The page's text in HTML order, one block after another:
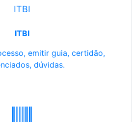
ITBI
ITBI
emitir guia, certidão,
dúvidas.